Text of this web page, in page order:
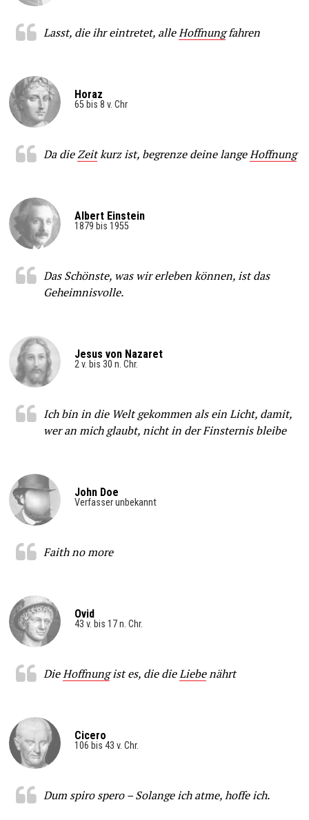
Lasst, die ihr eintretet, alleHoffnungfahren
Horaz
65 bis 8 v. Chr
Da dieZeitkurz ist, begrenze deine langeHoffnung
Albert Einstein
1879 bis 1955
Das Schönste, was wir erleben können, ist das
Geheimnisvolle.
Jesus von Nazaret
2 v. bis 30 n. Chr.
Ich bin in die Welt gekommen als ein Licht, damit,
wer an mich glaubt, nicht in der Finsternis bleibe
John Doe
Verfasser unbekannt
Faith no more
Ovid
43 v. bis 17 n. Chr.
DieHoffnungist es, die dieLiebenährt
Cicero
106 bis 43 v. Chr.
Dum spiro spero – Solange ich atme, hoffe ich.